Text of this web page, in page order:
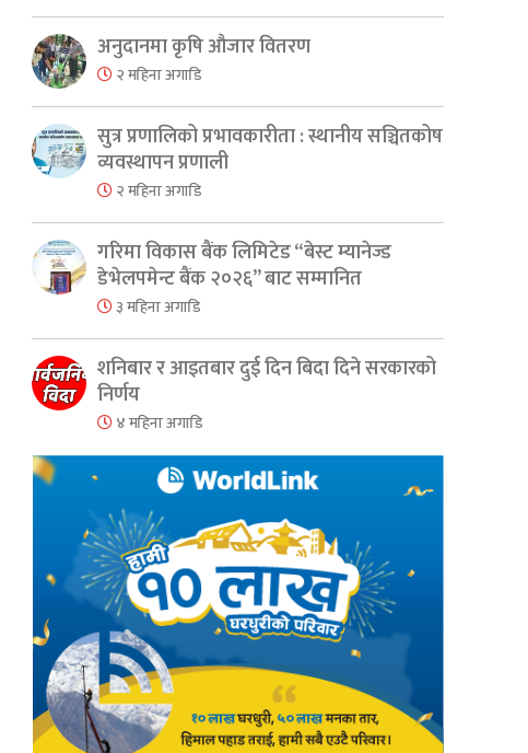
अनुदानमा कृषि औजार वितरण
२ महिना अगाडि
सुत्र प्रणालिको प्रभावकारीता : स्थानीय सञ्चितकोष
व्यवस्थापन प्रणाली
२ महिना अगाडि
गरिमा विकास बैंक लिमिटेड “बेस्ट म्यानेज्ड
डेभेलपमेन्ट बैंक २०२६” बाट सम्मानित
३ महिना अगाडि
शनिबार र आइतबार दुई दिन बिदा दिने सरकारको
निर्णय
४ महिना अगाडि